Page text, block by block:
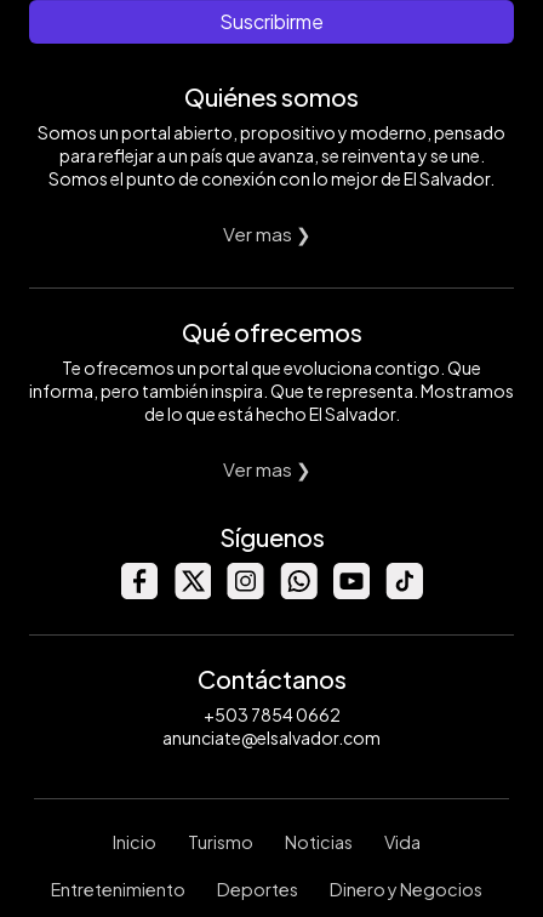
Suscribirme
Quiénes somos
Somos un portal abierto, propositivo y moderno, pensado
para reflejar a un país que avanza, se reinventa y se une.
Somos el punto de conexión con lo mejor de El Salvador.
Ver mas ❯
Qué ofrecemos
Te ofrecemos un portal que evoluciona contigo. Que
informa, pero también inspira. Que te representa. Mostramos
de lo que está hecho El Salvador.
Ver mas ❯
Síguenos
Contáctanos
+503 7854 0662
anunciate@elsalvador.com
Inicio Turismo Noticias Vida
Entretenimiento Deportes Dinero y Negocios